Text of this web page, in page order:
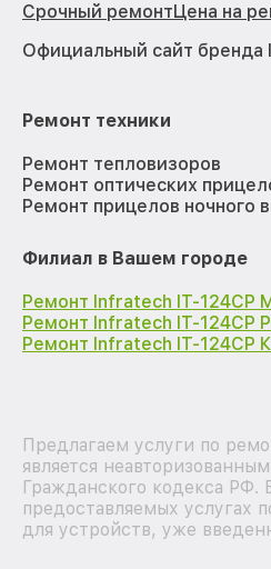
Срочный ремонтЦена на
Официальный сайт бренда
Ремонт техники
Ремонт тепловизоров
Ремонт оптических
Ремонт прицелов ночного
Филиал в Вашем городе
Ремонт Infratech IT-124CP
Ремонт Infratech IT-124CP
Ремонт Infratech IT-124CP
Предлагаем услуги по
является
Гражданского кодекса
предоставляемых услугах
для устройств, уже